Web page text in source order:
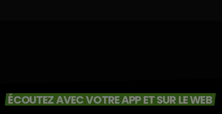
ÉCOUTEZ AVEC VOTRE APP ET SUR LE WEB